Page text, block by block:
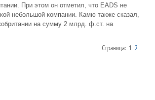
При этом он отметил, что EADS не
небольшой компании. Камю также сказал,
на сумму 2 млрд. ф.ст. на
Страница: 1 2